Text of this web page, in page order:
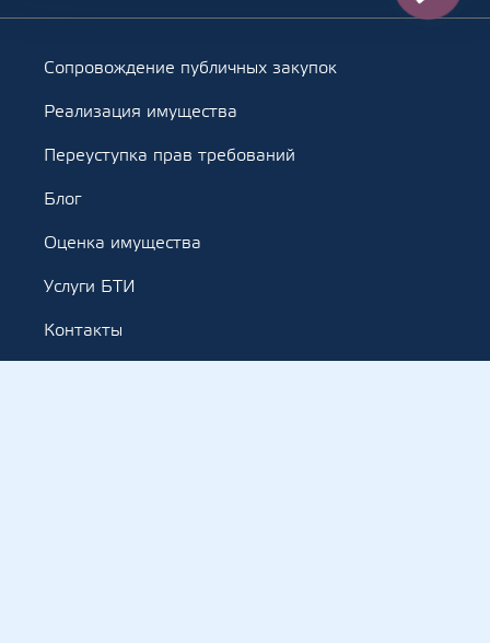
Сопровождение публичных закупок
Реализация имущества
Переуступка прав требований
Блог
Оценка имущества
Услуги БТИ
Контакты